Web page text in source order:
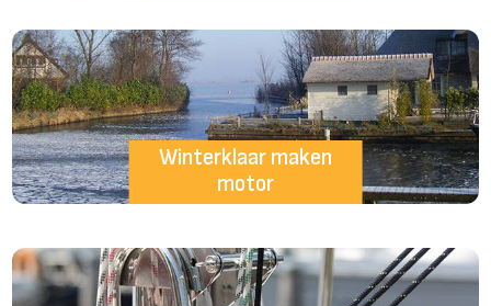
Winterklaar maken
motor